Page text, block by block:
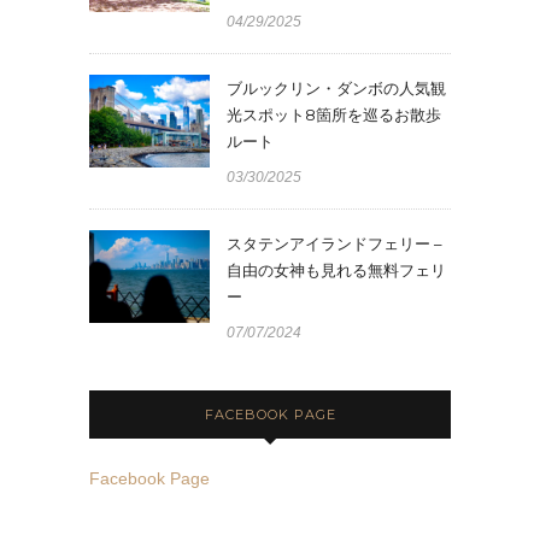
04/29/2025
ブルックリン・ダンボの人気観
光スポット8箇所を巡るお散歩
ルート
03/30/2025
スタテンアイランドフェリー –
自由の女神も見れる無料フェリ
ー
07/07/2024
FACEBOOK PAGE
Facebook Page